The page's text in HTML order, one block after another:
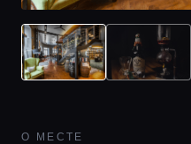
О МЕСТЕ